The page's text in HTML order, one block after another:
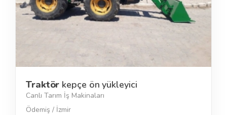
Traktör kepçe ön yükleyici
Canlı Tarım İş Makinaları
Ödemiş / İzmir